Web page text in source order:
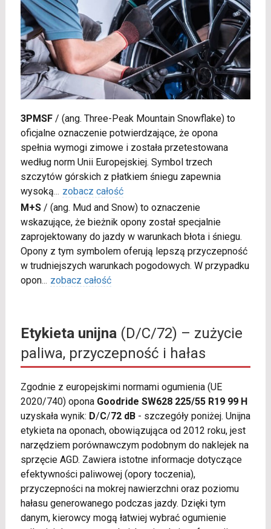
3PMSF/ (ang. Three-Peak Mountain Snowflake) to
oficjalne oznaczenie potwierdzające, że opona
spełnia wymogi zimowe i została przetestowana
według norm Unii Europejskiej. Symbol trzech
szczytów górskich z płatkiem śniegu zapewnia
wysoką... zobacz całość
M+S/ (ang. Mud and Snow) to oznaczenie
wskazujące, że bieżnik opony został specjalnie
zaprojektowany do jazdy w warunkach błota i śniegu.
Opony z tym symbolem oferują lepszą przyczepność
w trudniejszych warunkach pogodowych. W przypadku
opon... zobacz całość
Etykieta unijna(D/C/72) – zużycie
paliwa, przyczepność i hałas
Zgodnie z europejskimi normami ogumienia (UE
2020/740) opona Goodride SW628 225/55 R19 99 H
uzyskała wynik: D/C/72 dB- szczegóły poniżej. Unijna
etykieta na oponach, obowiązująca od 2012 roku, jest
narzędziem porównawczym podobnym do naklejek na
sprzęcie AGD. Zawiera istotne informacje dotyczące
efektywności paliwowej (opory toczenia),
przyczepności na mokrej nawierzchni oraz poziomu
hałasu generowanego podczas jazdy. Dzięki tym
danym, kierowcy mogą łatwiej wybrać ogumienie